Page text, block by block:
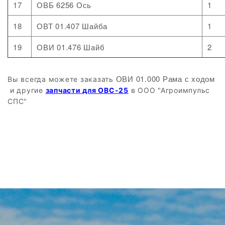
17 ОВБ 6256 Ось
1
18
ОВТ 01.407 Шайба
1
19
ОВИ 01.476 Шайб 2
Вы всегда можете заказать ОВИ 01.000 Рама с ходом​
и другие запчасти для ОВС-25 в ООО "Агроимпульс
СПС"